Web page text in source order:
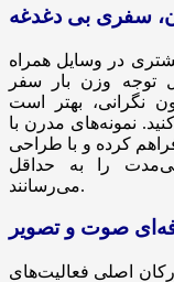
سفری بی دغدغه
در وسایل همراه
توجه وزن بار سفر
نگرانی، بهتر است
نمونه‌های مدرن با
را فراهم کرده و با طراحی
را به حداقل
می‌رسانند.
صوت و تصویر
اصلی فعالیت‌های